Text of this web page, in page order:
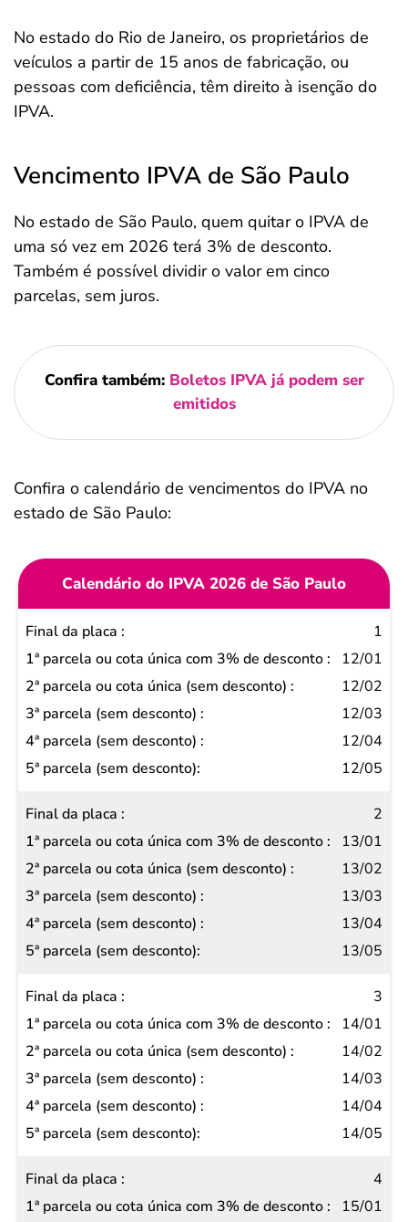
No estado do Rio de Janeiro, os proprietários de
veículos a partir de 15 anos de fabricação, ou
pessoas com deficiência, têm direito à isenção do
IPVA.
Vencimento IPVA de São Paulo
No estado de São Paulo, quem quitar o IPVA de
uma só vez em 2026 terá 3% de desconto.
Também é possível dividir o valor em cinco
parcelas, sem juros.
Confira também: Boletos IPVA já podem ser
emitidos
Confira o calendário de vencimentos do IPVA no
estado de São Paulo:
Calendário do IPVA 2026 de São Paulo
Final
da
placa
1ª
parcela
ou cota
com 3%
de
desconto
2ª
parcela
ou cota
única
(sem
desconto)
parcela
(sem
4ª
parcela
1
12/01
12/02
12/03
12/04
12/05
2
13/01
13/02
13/03
13/04
13/05
3
14/01
14/02
14/03
14/04
14/05
4
15/01